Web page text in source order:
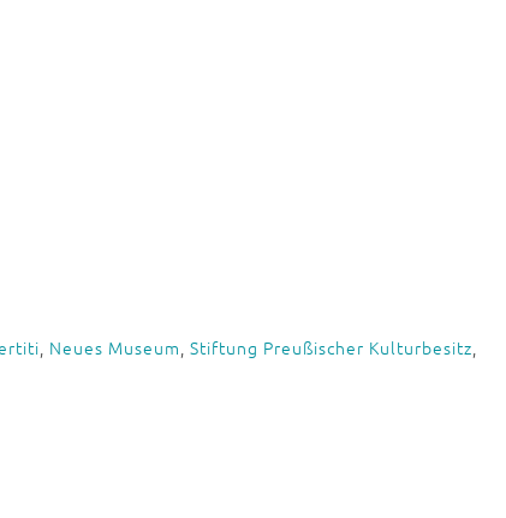
, Neues Museum, Stiftung Preußischer Kulturbesitz,